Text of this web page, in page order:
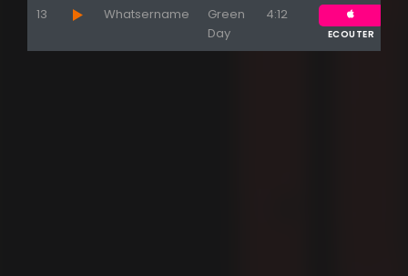
13 Whatsername
Green
Day
4:12
ECOUTER